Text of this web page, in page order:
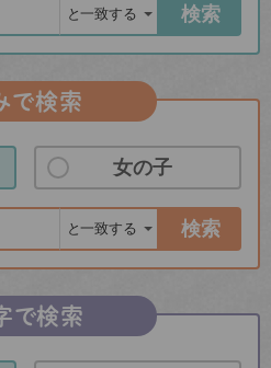
検索
で検索
女の子
検索
で検索